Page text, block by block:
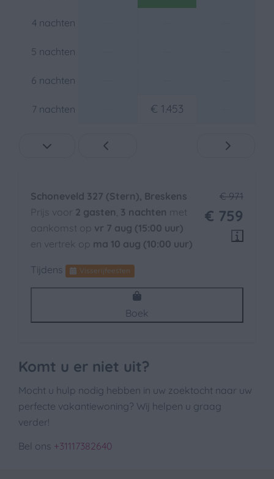
Avondzon
Op een resort
Ochtendzon
Buiten
Terras: Niet overdekt
Omheinde tuin
Verwarming & Verkoeling
4 nachten
5 nachten
6 nachten
7 nachten € 1.453
€ 971
€ 759
Schoneveld 327 (Stern), Breskens
Prijs voor 2 gasten, 3 nachten met
aankomst op vr 7 aug (15:00 uur)
en vertrek op ma 10 aug (10:00 uur)
Tijdens Visserijfeesten
Boek
Komt u er niet uit?
Mocht u hulp nodig hebben in uw zoektocht naar uw
perfecte vakantiewoning? Wij helpen u graag
verder!
Bel ons +31117382640